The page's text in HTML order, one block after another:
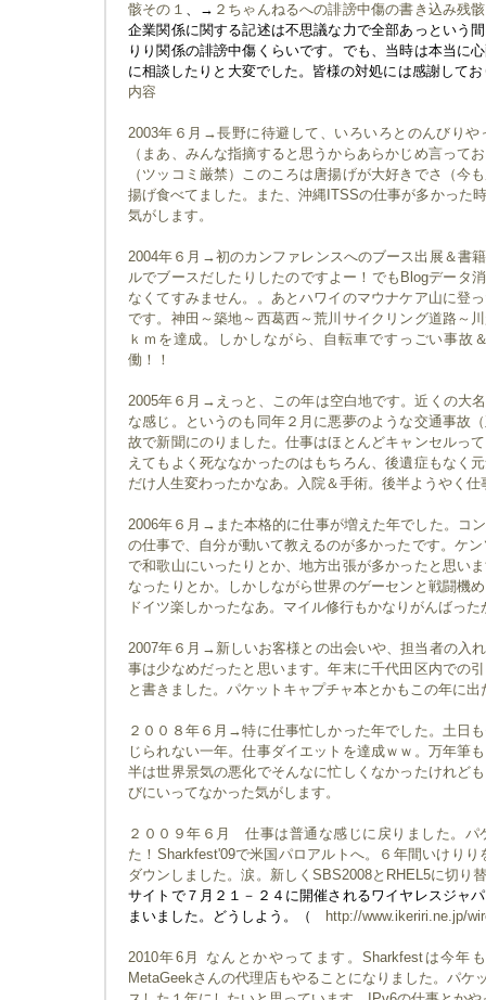
骸その１ 、→ ２ちゃんねるへの誹謗中傷の書き込み残
企業関係に関する記述は不思議な力で全部あっという
りり関係の誹謗中傷くらいです。でも、当時は本当に
に相談したりと大変でした。皆様の対処には感謝して
内容
2003年６月→長野に待避して、いろいろとのんびり
（まあ、みんな指摘すると思うからあらかじめ言って
（ツッコミ厳禁）このころは唐揚げが大好きでさ（今
揚げ食べてました。また、沖縄ITSSの仕事が多かった
気がします。
2004年６月→初のカンファレンスへのブース出展＆書
ルでブースだしたりしたのですよー！でもBlogデータ
なくてすみません。。あとハワイのマウナケア山に登
です。神田～築地～西葛西～荒川サイクリング道路～
ｋｍを達成。しかしながら、自転車ですっごい事故
働！！
2005年６月→えっと、この年は空白地です。近くの大
な感じ。というのも同年２月に悪夢のような交通事故
故で新聞にのりました。仕事はほとんどキャンセルっ
えてもよく死ななかったのはもちろん、後遺症もなく
だけ人生変わったかなあ。入院＆手術。後半ようやく
2006年６月→また本格的に仕事が増えた年でした。コ
の仕事で、自分が動いて教えるのが多かったです。ケ
で和歌山にいったりとか、地方出張が多かったと思い
なったりとか。しかしながら世界のゲーセンと戦闘機
ドイツ楽しかったなあ。マイル修行もかなりがんばった
2007年６月→新しいお客様との出会いや、担当者の入
事は少なめだったと思います。年末に千代田区内での
と書きました。パケットキャプチャ本とかもこの年に出
２００８年６月→特に仕事忙しかった年でした。土日
じられない一年。仕事ダイエットを達成ｗｗ。万年筆
半は世界景気の悪化でそんなに忙しくなかったけれど
びにいってなかった気がします。
２００９年６月 仕事は普通な感じに戻りました。パ
た！Sharkfest'09で米国パロアルトへ。６年間いけり
ダウンしました。涙。新しくSBS2008とRHEL5に切り
サイトで７月２１－２４に開催されるワイヤレスジャ
まいました。どうしよう。（
http://www.ikeriri.ne.jp/
2010年6月 なんとかやってます。Sharkfestは今年
MetaGeekさんの代理店もやることになりました。パケ